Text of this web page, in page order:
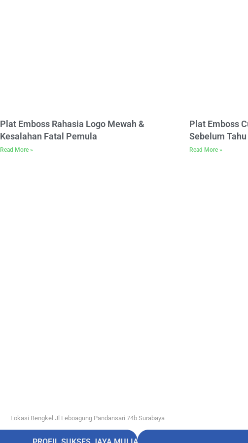
Plat Emboss Rahasia Logo Mewah &
Kesalahan Fatal Pemula
Read More »
Plat Emboss
Sebelum
Read More »
Lokasi Bengkel Jl Leboagung Pandansari 74b Surabaya